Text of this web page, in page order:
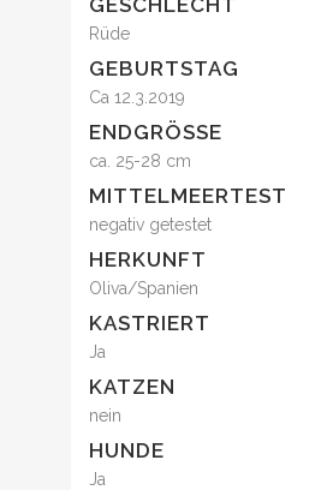
GESCHLECHT
Rüde
GEBURTSTAG
Ca 12.3.2019
ENDGRÖSSE
ca. 25-28 cm
MITTELMEERTEST
negativ getestet
HERKUNFT
Oliva/Spanien
KASTRIERT
Ja
KATZEN
nein
HUNDE
Ja